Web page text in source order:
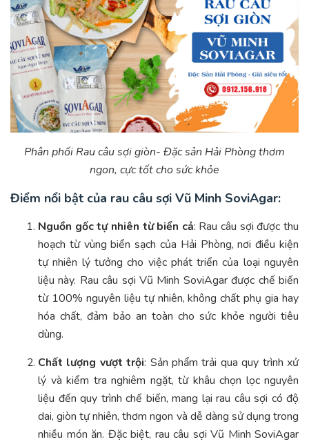
Phân phối Rau câu sợi giòn- Đặc sản Hải Phòng thơm
ngon, cực tốt cho sức khỏe
Điểm nổi bật của rau câu sợi Vũ Minh SoviAgar:
Nguồn gốc tự nhiên từ biển cả: Rau câu sợi được thu
hoạch từ vùng biển sạch của Hải Phòng, nơi điều kiện
tự nhiên lý tưởng cho việc phát triển của loại nguyên
liệu này. Rau câu sợi Vũ Minh SoviAgar được chế biến
từ 100% nguyên liệu tự nhiên, không chất phụ gia hay
hóa chất, đảm bảo an toàn cho sức khỏe người tiêu
dùng.
Chất lượng vượt trội: Sản phẩm trải qua quy trình xử
lý và kiểm tra nghiêm ngặt, từ khâu chọn lọc nguyên
liệu đến quy trình chế biến, mang lại rau câu sợi có độ
dai, giòn tự nhiên, thơm ngon và dễ dàng sử dụng trong
nhiều món ăn. Đặc biệt, rau câu sợi Vũ Minh SoviAgar